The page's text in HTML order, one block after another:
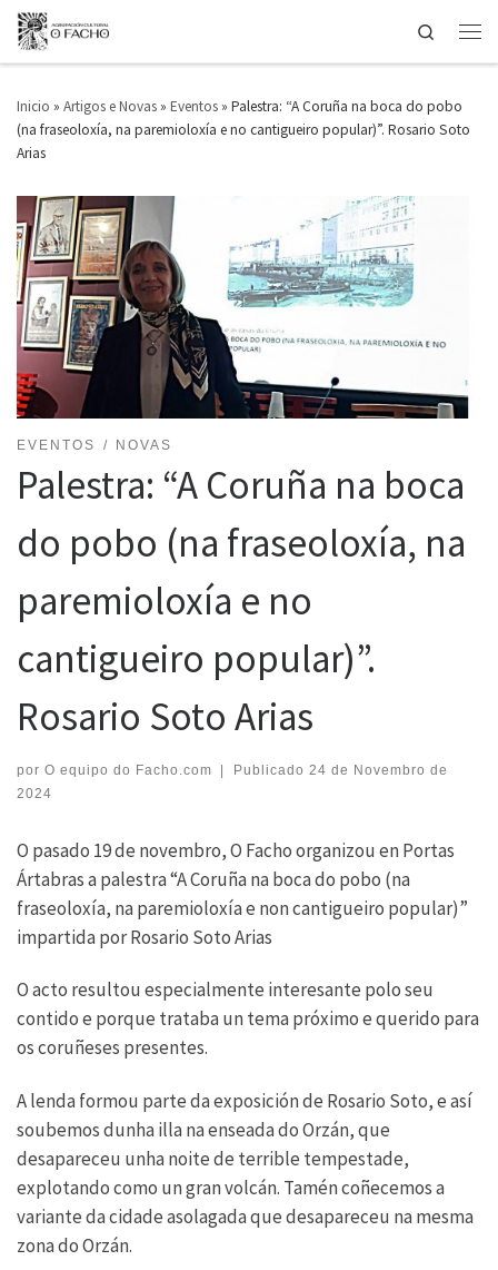
Saltar ao contido
Search
Inicio » Artigos e Novas » Eventos » Palestra: “A Coruña na boca do pobo
(na fraseoloxía, na paremioloxía e no cantigueiro popular)”. Rosario Soto
Arias
EVENTOS NOVAS
Palestra: “A Coruña na boca
do pobo (na fraseoloxía, na
paremioloxía e no
cantigueiro popular)”.
Rosario Soto Arias
por O equipo do Facho.com Publicado 24 de Novembro de
2024
O pasado 19 de novembro, O Facho organizou en Portas
Ártabras a palestra “A Coruña na boca do pobo (na
fraseoloxía, na paremioloxía e non cantigueiro popular)”
impartida por Rosario Soto Arias
O acto resultou especialmente interesante polo seu
contido e porque trataba un tema próximo e querido para
os coruñeses presentes.
A lenda formou parte da exposición de Rosario Soto, e así
soubemos dunha illa na enseada do Orzán, que
desapareceu unha noite de terrible tempestade,
explotando como un gran volcán. Tamén coñecemos a
variante da cidade asolagada que desapareceu na mesma
zona do Orzán.